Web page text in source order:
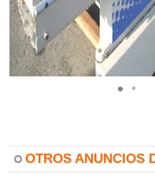
OTROS ANUNCIOS